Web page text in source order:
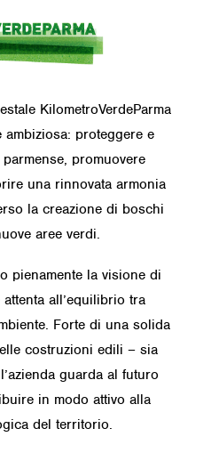
KilometroVerdeParma
proteggere e
promuovere
una rinnovata armonia
la creazione di boschi
aree verdi.
pienamente la visione di
all’equilibrio tra
Forte di una solida
costruzioni edili – sia
guarda al futuro
in modo attivo alla
del territorio.